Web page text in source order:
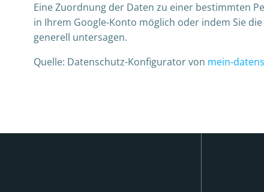
Eine Zuordnung der Daten zu einer bestimmten
in Ihrem Google-Konto möglich oder indem Sie
generell untersagen.
Quelle: Datenschutz-Konfigurator von mein-